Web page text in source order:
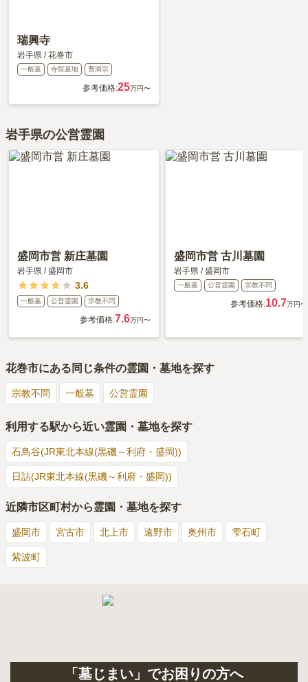
瑞興寺
岩手県 /花巻市
一般墓 寺院墓地 曹洞宗
参考価格:25万円〜
岩手県の公営霊園
盛岡市営 新庄墓園
岩手県 /盛岡市
3.6
一般墓 公営霊園 宗教不問
参考価格:7.6万円〜
盛岡市営 古川墓園
岩手県 /盛岡市
一般墓 公営霊園 宗教不問
参考価格:10.7万円〜
花巻市にある同じ条件の霊園・墓地を探す
宗教不問 一般墓 公営霊園
利用する駅から近い霊園・墓地を探す
石鳥谷(JR東北本線(黒磯～利府・盛岡))
日詰(JR東北本線(黒磯～利府・盛岡))
近隣市区町村から霊園・墓地を探す
盛岡市 宮古市 北上市 遠野市 奥州市 雫石町
紫波町
「墓じまい」でお困りの方へ